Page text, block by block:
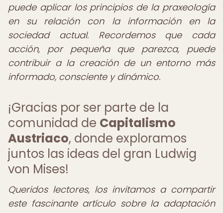
puede aplicar los principios de la praxeología
en su relación con la información en la
sociedad actual. Recordemos que cada
acción, por pequeña que parezca, puede
contribuir a la creación de un entorno más
informado, consciente y dinámico.
¡Gracias por ser parte de la
comunidad de Capitalismo
Austriaco, donde exploramos
juntos las ideas del gran Ludwig
von Mises!
Queridos lectores, los invitamos a compartir
este fascinante artículo sobre la adaptación